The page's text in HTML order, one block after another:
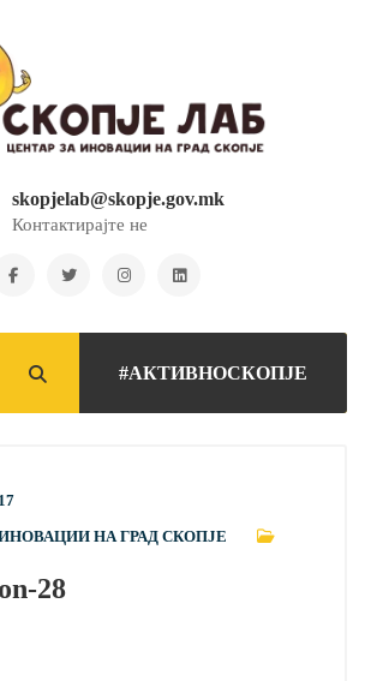
skopjelab@skopje.gov.mk
Контактирајте не
#АКТИВНОСКОПЈЕ
НА ГРАД СКОПЈЕ
28